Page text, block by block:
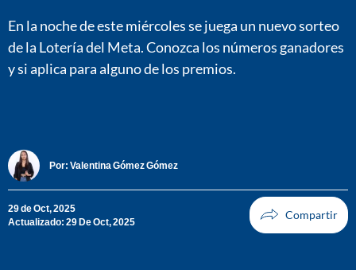
En la noche de este miércoles se juega un nuevo sorteo
de la Lotería del Meta. Conozca los números ganadores
y si aplica para alguno de los premios.
Por: Valentina Gómez Gómez
29 de Oct, 2025
Actualizado: 29 De Oct, 2025